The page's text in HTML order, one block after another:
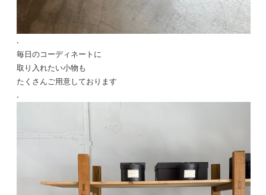
.
毎日のコーディネートに
取り入れたい小物も
たくさんご用意しております
.